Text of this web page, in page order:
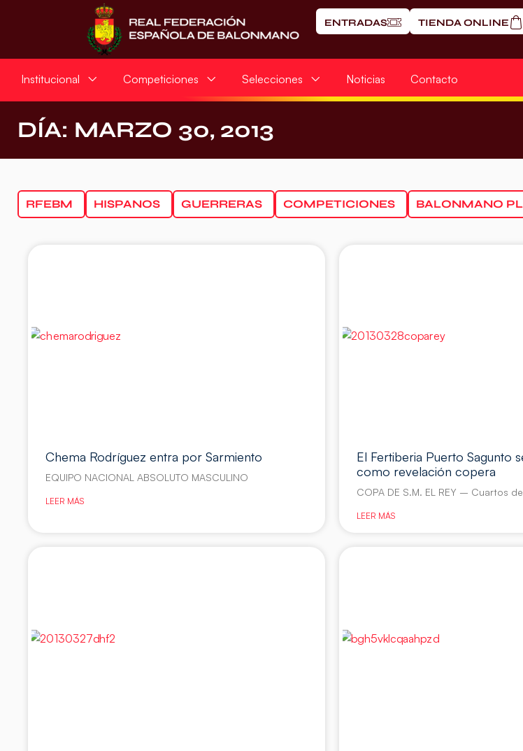
ENTRADAS TIENDA ONLINE
Institucional Competiciones Selecciones Noticias Contacto
DÍA: MARZO 30, 2013
RFEBM HISPANOS GUERRERAS COMPETICIONES BALONMANO
Chema Rodríguez entra por Sarmiento
EQUIPO NACIONAL ABSOLUTO MASCULINO
LEER MÁS
El Fertiberia Puerto Sagunto
como revelación copera
COPA DE S.M. EL REY – Cuartos
LEER MÁS